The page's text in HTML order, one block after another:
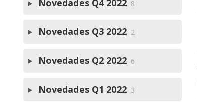
8
Novedades Q3 2022 2
Novedades Q2 2022 6
Novedades Q1 2022 3